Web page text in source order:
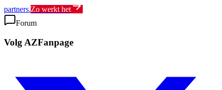
partners.Zo werkt het
Forum
Volg AZFanpage